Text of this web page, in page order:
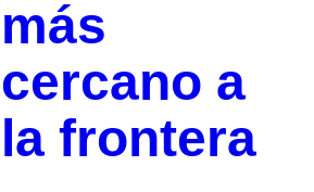
más
cercano a
la frontera